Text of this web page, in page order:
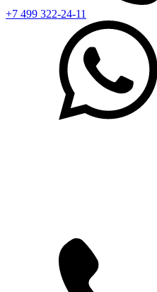
+7 499 322-24-11